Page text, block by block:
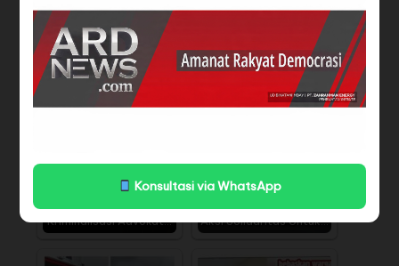
Konsultasi via WhatsApp
bahwa PT CAS belum mengantongi Hak Atas Tanah
berupa Hak Guna Usaha (HGU)
BACA JUGA
KERUNTUHAN PROFESI
Kriminalisasi Advokat…
Aksi Solidaritas Untuk…